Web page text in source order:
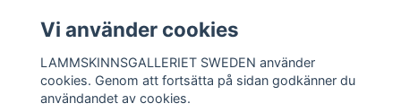
READ MORE
OM OSS
KONTAKTA OSS
Vi använder cookies
LAMMSKINNSGALLERIET SWEDEN använder
cookies. Genom att fortsätta på sidan godkänner du
användandet av cookies.